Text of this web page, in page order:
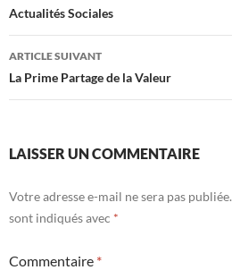
des
articles
Actualités Sociales
ARTICLE SUIVANT
La Prime Partage de la Valeur
LAISSER UN COMMENTAIRE
Votre adresse e-mail ne sera pas publiée.
sont indiqués avec *
Commentaire *